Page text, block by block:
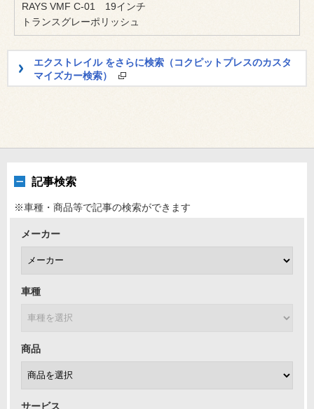
RAYS VMF C-01 19インチ
トランスグレーポリッシュ
エクストレイル をさらに検索（コクピットプレスのカスタ
マイズカー検索）
記事検索
※車種・商品等で記事の検索ができます
メーカー
車種
商品
サービス